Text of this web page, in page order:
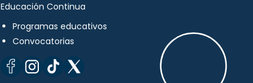
Educación Continua
Programas educativos
Convocatorias